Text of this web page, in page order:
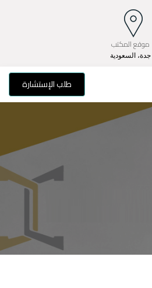
موقع المكتب
جدة، السعودية
طلب الإستشارة